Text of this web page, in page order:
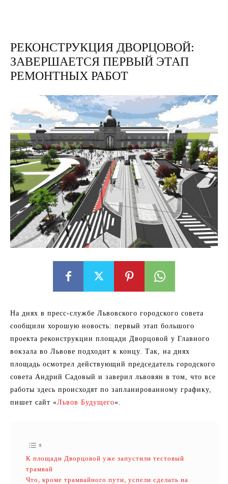
РЕКОНСТРУКЦИЯ ДВОРЦОВОЙ:
ЗАВЕРШАЕТСЯ ПЕРВЫЙ ЭТАП
РЕМОНТНЫХ РАБОТ
На днях в пресс-службе Львовского городского совета
сообщили хорошую новость: первый этап большого
проекта реконструкции площади Дворцовой у Главного
вокзала во Львове подходит к концу. Так, на днях
площадь осмотрел действующий председатель городского
совета Андрий Садовый и заверил львовян в том, что все
работы здесь происходят по запланированному графику,
пишет сайт «Львов Будущего«.
К площади Дворцовой уже запустили тестовый
трамвай
Что, кроме трамвайного пути, успели сделать на